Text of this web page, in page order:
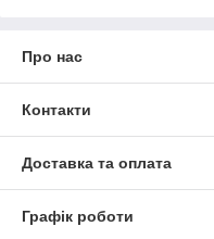
Про нас
Контакти
Доставка та оплата
Графік роботи